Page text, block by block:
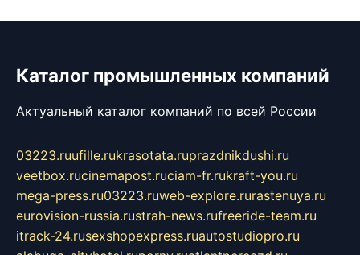
Каталог промышленных компаний
Актуальный каталог компаний по всей России
03223.ruufille.rukrasotata.ruprazdnikdushi.ru
veetbox.rucinemapost.ruciam-fr.rukraft-you.ru
mega-press.ru03223.ruweb-explore.rurastenuya.ru
eurovision-russia.rustrah-news.rufreeride-team.ru
itrack-24.rusexshopexpress.ruautostudiopro.ru